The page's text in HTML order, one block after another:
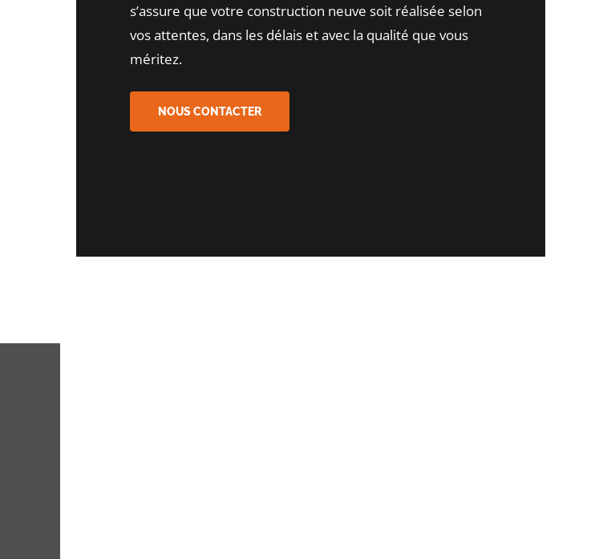
s’assure que votre construction neuve soit réalisée selon
vos attentes, dans les délais et avec la qualité que vous
méritez.
NOUS CONTACTER